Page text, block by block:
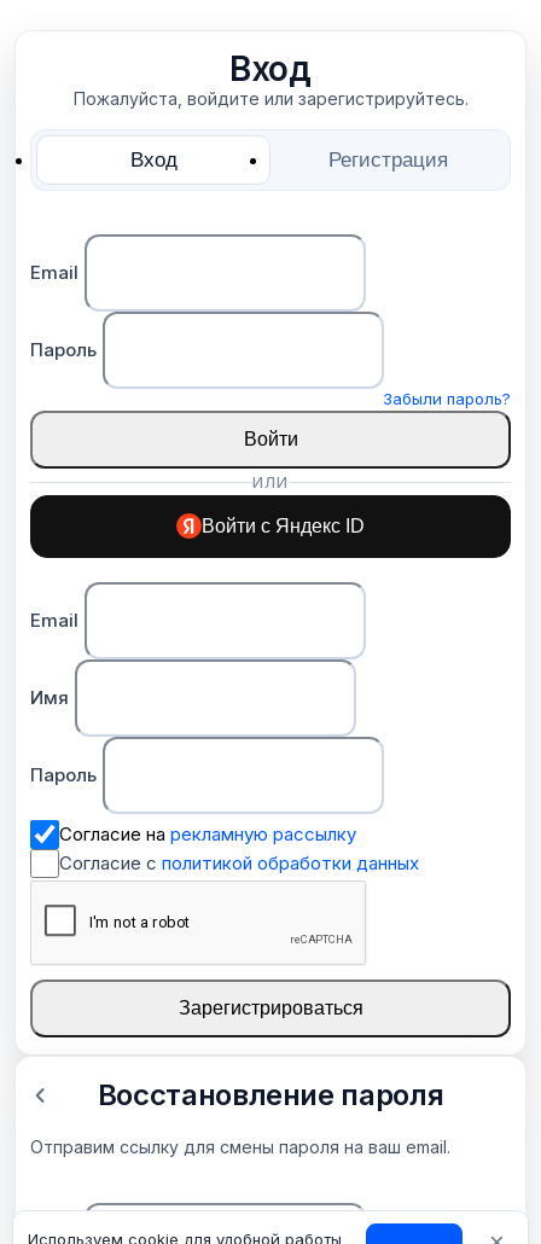
Используем cookie для удобной работы
Вход
Пожалуйста, войдите или зарегистрируйтесь.
Вход Регистрация
Email
Пароль
Забыли пароль?
Войти
ИЛИ
Войти с Яндекс ID
Email
Имя
Пароль
Согласие на рекламную рассылку
Согласие с политикой обработки данных
Зарегистрироваться
Восстановление пароля
Отправим ссылку для смены пароля на ваш email.